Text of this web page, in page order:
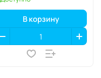
В корзину